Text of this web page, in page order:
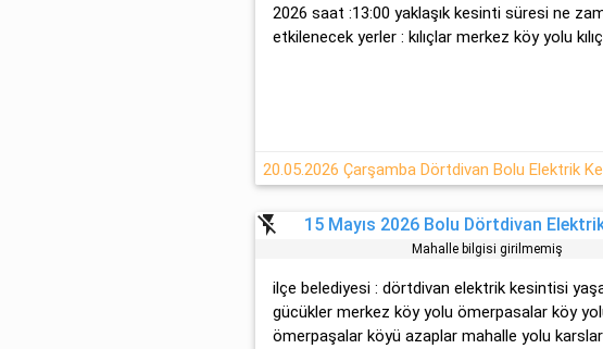
2026 saat :13:00 yaklaşık kesinti süresi ne
etkilenecek yerler : kılıçlar merkez köy yolu
20.05.2026 Çarşamba Dörtdivan Bolu Elektrik
flash_off 15 Mayıs 2026 Bolu Dörtdivan
Mahalle bilgisi girilmemiş
ilçe belediyesi : dörtdivan elektrik kesintisi
gücükler merkez köy yolu ömerpasalar köy
ömerpaşalar köyü azaplar mahalle yolu